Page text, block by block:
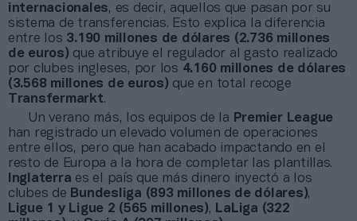
internacionales, es decir, aquellos que pasan por su
sistema de transferencias. Esto explica la diferencia
entre los 3.190 millones de dólares (2.736 millones
de euros) que atribuye el regulador al gasto realizado
por clubes ingleses, por los 4.160 millones de dólares
(3.568 millones de euros) que en total recoge
Transfermarkt.
Un verano más, los equipos de la Premier League
han registrado un elevado volumen de operaciones
entre ellos, pero que han acabado impactando en el
resto de Europa a la hora de completar las plantillas.
Inglaterra es el país que más dinero inyectó a los
clubes de Bundesliga (893 millones de dólares),
Ligue 1 y Ligue 2 (565 millones), LaLiga (322